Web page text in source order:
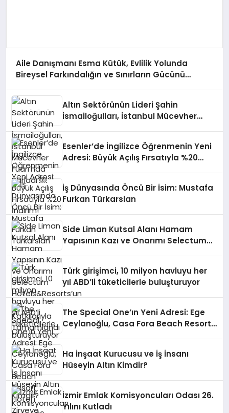
Aile Danışmanı Esma Kütük, Evlilik Yolunda
Bireysel Farkındalığın ve Sınırların Gücünü
Altın Sektörünün Lideri Şahin
İsmailoğulları, İstanbul Mücevher
Esenler’de İngilizce Öğrenmenin Yeni
Adresi: Büyük Açılış Fırsatıyla %20
İş Dünyasında Öncü Bir İsim: Mustafa
Furkan Türkarslan
Side Liman Kutsal Alanı Hamam
Yapısının Kazı ve Onarımı Selectum
Türk girişimci, 10 milyon havluyu her
yıl ABD’li tüketicilerle buluşturuyor
The Special One’ın Yeni Adresi: Ege
Ceylanoğlu, Casa Fora Beach Resort
Ha İnşaat Kurucusu ve İş İnsanı
Hüseyin Altın Kimdir?
İzmir Emlak Komisyoncuları Odası 26.
Yılını Kutladı